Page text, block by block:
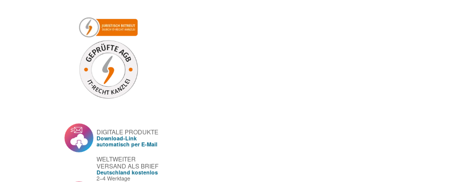
DIGITALE PRODUKTE
Download-Link
automatisch per E-Mail
WELTWEITER
VERSAND ALS BRIEF
Deutschland kostenlos
2–4 Werktage